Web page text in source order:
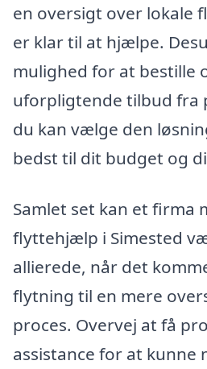
en oversigt over lokale
er klar til at hjælpe.
mulighed for at bestille
uforpligtende tilbud fra
du kan vælge den
bedst til dit budget og
Samlet set kan et firma
flyttehjælp i Simested
allierede, når det
flytning til en mere
proces. Overvej at få
assistance for at kunne